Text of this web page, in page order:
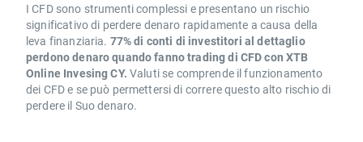
I CFD sono strumenti complessi e presentano un rischio
significativo di perdere denaro rapidamente a causa della
leva finanziaria. 77% di conti di investitori al dettaglio
perdono denaro quando fanno trading di CFD con XTB
Online Invesing CY. Valuti se comprende il funzionamento
dei CFD e se può permettersi di correre questo alto rischio di
perdere il Suo denaro.